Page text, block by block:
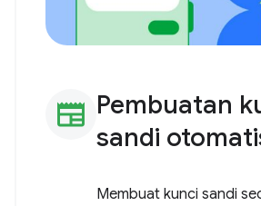
newspaper Pembuatan
sandi
Membuat kunci sandi